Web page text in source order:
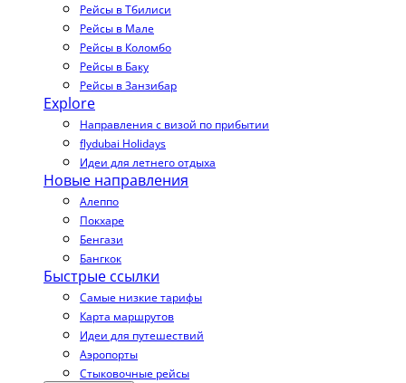
Рейсы в Тбилиси
Рейсы в Мале
Рейсы в Коломбо
Рейсы в Баку
Рейсы в Занзибар
Explore
Направления с визой по прибытии
flydubai Holidays
Идеи для летнего отдыха
Новые направления
Алеппо
Покхаре
Бенгази
Бангкок
Быстрые ссылки
Самые низкие тарифы
Карта маршрутов
Идеи для путешествий
Аэропорты
Стыковочные рейсы